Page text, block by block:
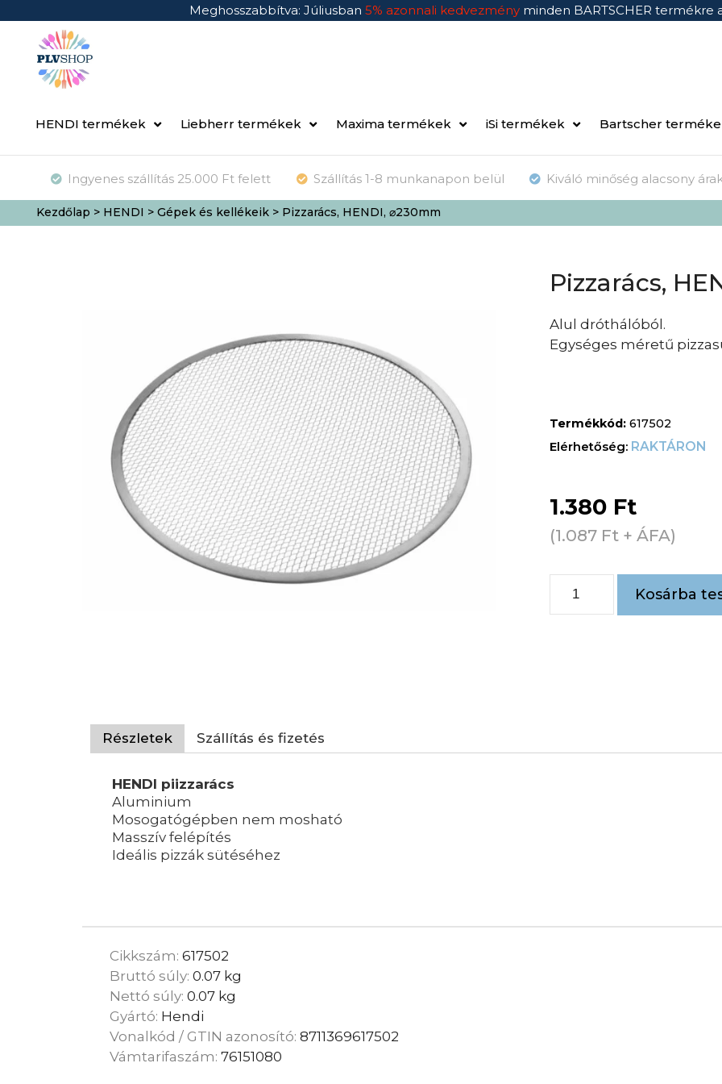
Meghosszabbítva: Júliusban 5% azonnali kedvezmény minden BARTSCHER termékre
HENDI termékek Liebherr termékek Maxima termékek iSi termékek Bartscher
Ingyenes szállítás 25.000 Ft felett Szállítás 1-8 munkanapon belül Kiváló minőség alacsony
Kezdőlap > HENDI > Gépek és kellékeik> Pizzarács, HENDI, ⌀230mm
Pizzarács,
Alul dróthálóból.
Egységes méretű
Termékkód: 617502
RAKTÁRON
1.380 Ft
(1.087 Ft + ÁFA)
Kosárba
Részletek Szállítás és fizetés
HENDI piizzarács
Aluminium
Mosogatógépben nem mosható
Masszív felépítés
Ideális pizzák sütéséhez
Cikkszám:617502
Bruttó súly:0.07 kg
Nettó súly:0.07 kg
Gyártó: Hendi
Vonalkód / GTIN azonosító:8711369617502
Vámtarifaszám:76151080